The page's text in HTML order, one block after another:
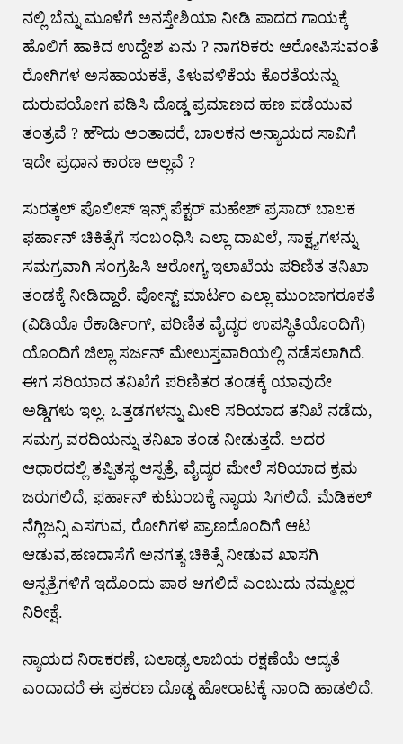
ನಲ್ಲಿ ಬೆನ್ನು ಮೂಳೆಗೆ ಅನಸ್ತೇಶಿಯಾ ನೀಡಿ ಪಾದದ ಗಾಯಕ್ಕೆ
ಹೊಲಿಗೆ ಹಾಕಿದ ಉದ್ದೇಶ ಏನು ? ನಾಗರಿಕರು ಆರೋಪಿಸುವಂತೆ
ರೋಗಿಗಳ ಅಸಹಾಯಕತೆ, ತಿಳುವಳಿಕೆಯ ಕೊರತೆಯನ್ನು
ದುರುಪಯೋಗ ಪಡಿಸಿ ದೊಡ್ಡ ಪ್ರಮಾಣದ ಹಣ ಪಡೆಯುವ
ತಂತ್ರವೆ ? ಹೌದು ಅಂತಾದರೆ, ಬಾಲಕನ ಅನ್ಯಾಯದ ಸಾವಿಗೆ
ಇದೇ ಪ್ರಧಾನ ಕಾರಣ ಅಲ್ಲವೆ ?
ಸುರತ್ಕಲ್ ಪೊಲೀಸ್ ಇನ್ಸ್ ಪೆಕ್ಟರ್ ಮಹೇಶ್ ಪ್ರಸಾದ್ ಬಾಲಕ
ಫರ್ಹಾನ್ ಚಿಕಿತ್ಸೆಗೆ ಸಂಬಂಧಿಸಿ ಎಲ್ಲಾ ದಾಖಲೆ, ಸಾಕ್ಷ್ಯಗಳನ್ನು
ಸಮಗ್ರವಾಗಿ ಸಂಗ್ರಹಿಸಿ ಆರೋಗ್ಯ ಇಲಾಖೆಯ ಪರಿಣಿತ ತನಿಖಾ
ತಂಡಕ್ಕೆ ನೀಡಿದ್ದಾರೆ. ಪೋಸ್ಟ್ ಮಾರ್ಟಂ ಎಲ್ಲಾ ಮುಂಜಾಗರೂಕತೆ
(ವಿಡಿಯೊ ರೆಕಾರ್ಡಿಂಗ್, ಪರಿಣಿತ ವೈದ್ಯರ ಉಪಸ್ಥಿತಿಯೊಂದಿಗೆ)
ಯೊಂದಿಗೆ ಜಿಲ್ಲಾ ಸರ್ಜನ್ ಮೇಲುಸ್ತವಾರಿಯಲ್ಲಿ ನಡೆಸಲಾಗಿದೆ.
ಈಗ ಸರಿಯಾದ ತನಿಖೆಗೆ ಪರಿಣಿತರ ತಂಡಕ್ಕೆ ಯಾವುದೇ
ಅಡ್ಡಿಗಳು ಇಲ್ಲ. ಒತ್ತಡಗಳನ್ನು ಮೀರಿ ಸರಿಯಾದ ತನಿಖೆ ನಡೆದು,
ಸಮಗ್ರ ವರದಿಯನ್ನು ತನಿಖಾ ತಂಡ ನೀಡುತ್ತದೆ‌. ಅದರ
ಆಧಾರದಲ್ಲಿ ತಪ್ಪಿತಸ್ಥ ಆಸ್ಪತ್ರೆ, ವೈದ್ಯರ ಮೇಲೆ ಸರಿಯಾದ ಕ್ರಮ
ಜರುಗಲಿದೆ‌, ಫರ್ಹಾನ್ ಕುಟುಂಬಕ್ಕೆ ನ್ಯಾಯ ಸಿಗಲಿದೆ‌. ಮೆಡಿಕಲ್
ನೆಗ್ಲಿಜನ್ಸಿ ಎಸಗುವ, ರೋಗಿಗಳ ಪ್ರಾಣದೊಂದಿಗೆ ಆಟ
ಆಡುವ,ಹಣದಾಸೆಗೆ ಅನಗತ್ಯ ಚಿಕಿತ್ಸೆ ನೀಡುವ ಖಾಸಗಿ
ಆಸ್ಪತ್ರೆಗಳಿಗೆ ಇದೊಂದು ಪಾಠ ಆಗಲಿದೆ ಎಂಬುದು ನಮ್ಮಲ್ಲರ
ನಿರೀಕ್ಷೆ.
ನ್ಯಾಯದ ನಿರಾಕರಣೆ, ಬಲಾಢ್ಯ ಲಾಬಿಯ ರಕ್ಷಣೆಯೆ ಆದ್ಯತೆ
ಎಂದಾದರೆ ಈ ಪ್ರಕರಣ ದೊಡ್ಡ ಹೋರಾಟಕ್ಕೆ ನಾಂದಿ ಹಾಡಲಿದೆ.